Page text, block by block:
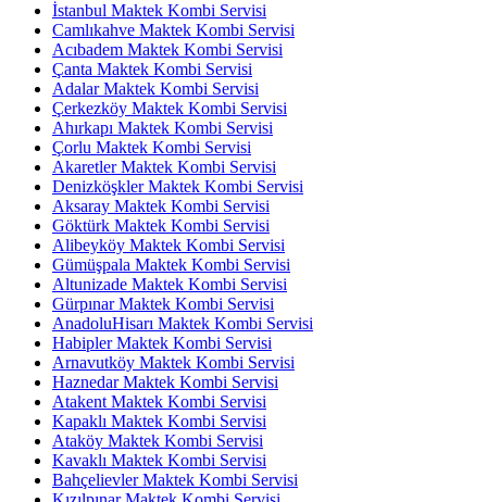
İstanbul Maktek Kombi Servisi
Camlıkahve Maktek Kombi Servisi
Acıbadem Maktek Kombi Servisi
Çanta Maktek Kombi Servisi
Adalar Maktek Kombi Servisi
Çerkezköy Maktek Kombi Servisi
Ahırkapı Maktek Kombi Servisi
Çorlu Maktek Kombi Servisi
Akaretler Maktek Kombi Servisi
Denizköşkler Maktek Kombi Servisi
Aksaray Maktek Kombi Servisi
Göktürk Maktek Kombi Servisi
Alibeyköy Maktek Kombi Servisi
Gümüşpala Maktek Kombi Servisi
Altunizade Maktek Kombi Servisi
Gürpınar Maktek Kombi Servisi
AnadoluHisarı Maktek Kombi Servisi
Habipler Maktek Kombi Servisi
Arnavutköy Maktek Kombi Servisi
Haznedar Maktek Kombi Servisi
Atakent Maktek Kombi Servisi
Kapaklı Maktek Kombi Servisi
Ataköy Maktek Kombi Servisi
Kavaklı Maktek Kombi Servisi
Bahçelievler Maktek Kombi Servisi